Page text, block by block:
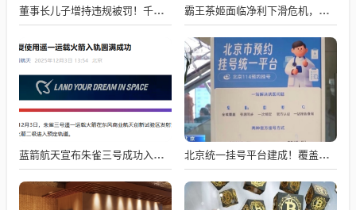
董事长儿子增持违规被罚！千红制药市值128亿，半年净赚2.58亿却踩雷信托5年 霸王茶姬面临净利下滑危机，急需策略调整与谋变
蓝箭航天宣布朱雀三号成功入轨，技术突破五大项，深入排查回收失败原因 北京统一挂号平台建成！覆盖近300家二三甲医院号源